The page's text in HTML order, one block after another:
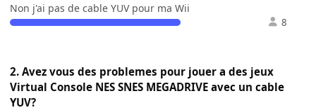
Non j'ai pas de cable YUV pour ma Wii
8
2. Avez vous des problemes pour jouer a des jeux
Virtual Console NES SNES MEGADRIVE avec un cable
YUV?